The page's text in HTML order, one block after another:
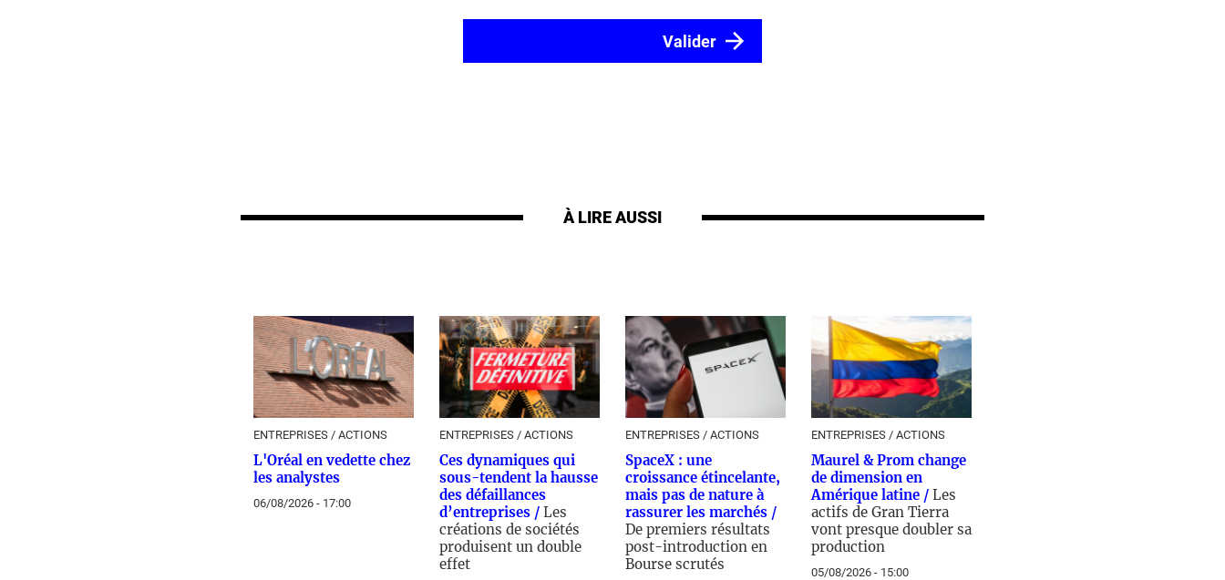
À LIRE AUSSI
ENTREPRISES / ACTIONS
L'Oréal en vedette chez
les analystes
06/08/2026 - 17:00
ENTREPRISES / ACTIONS
Ces dynamiques qui
sous-tendent la hausse
des défaillances
d’entreprises / Les
créations de sociétés
produisent un double
effet
ENTREPRISES / ACTIONS
SpaceX : une
croissance étincelante,
mais pas de nature à
rassurer les marchés /
De premiers résultats
post-introduction en
Bourse scrutés
ENTREPRISES / ACTIONS
Maurel & Prom change
de dimension en
Amérique latine / Les
actifs de Gran Tierra
vont presque doubler sa
production
05/08/2026 - 15:00